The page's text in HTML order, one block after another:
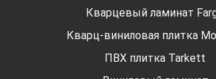
Кварцевый ламинат
Кварц-виниловая плитка
ПВХ плитка Tarkett